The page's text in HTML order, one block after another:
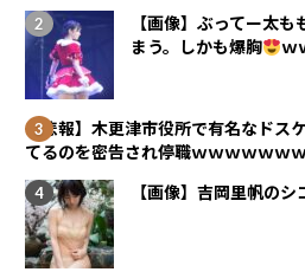
【画像】ぶってー太
まう。しかも爆胸
ｗ
【悲報】木更津市役所で有名なドス
てるのを密告され停職ｗｗｗｗｗｗ
【画像】吉岡里帆の